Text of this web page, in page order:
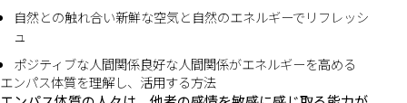
自然との触れ合い新鮮な空気と自然のエネルギーでリフレッシ
ュ
ポジティブな人間関係良好な人間関係がエネルギーを高める
エンパス体質を理解し、活用する方法